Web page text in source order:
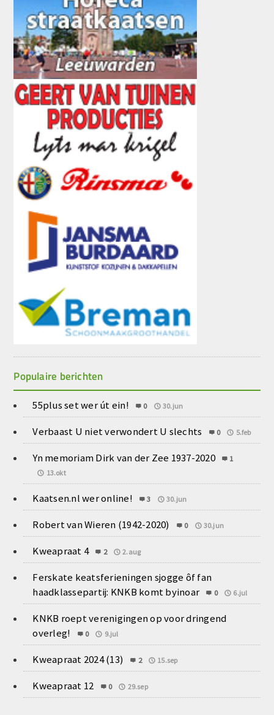
Populaire berichten
55plus set wer út ein! 0 30.jun
Verbaast U niet verwondert U slechts 0 5.feb
Yn memoriam Dirk van der Zee 1937-2020
1
13.okt
Kaatsen.nl wer online! 3 30.jun
Robert van Wieren (1942-2020) 0 30.jun
Kweapraat 4 2 2.aug
Ferskate keatsferieningen sjogge ôf fan
haadklassepartij: KNKB komt byinoar
0 6.jul
KNKB roept verenigingen op voor dringend
overleg!
0 9.jul
Kweapraat 2024 (13) 2 15.sep
Kweapraat 12 0 29.sep